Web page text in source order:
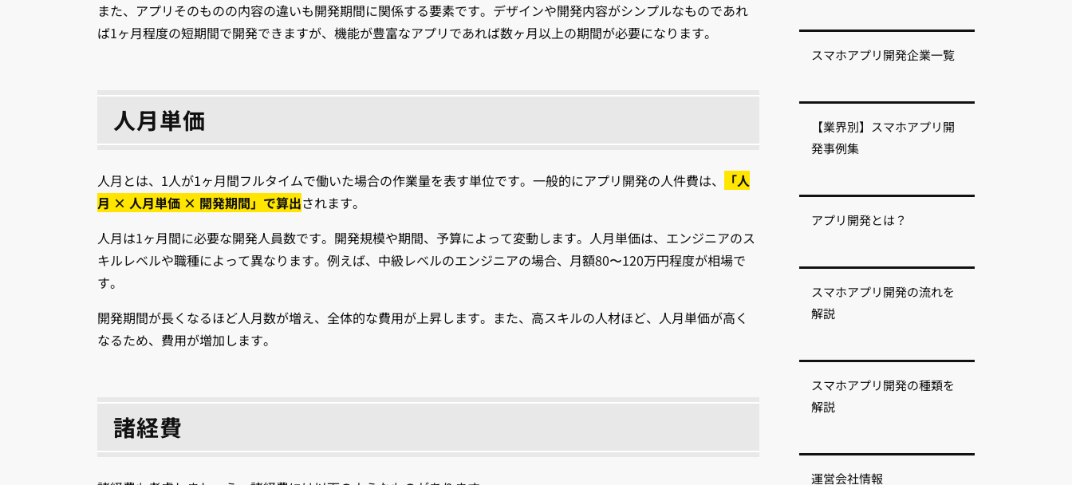
また、アプリそのものの内容の違いも開発期間に関係する要素です。デザインや開発内容がシンプルなものであれ
ば1ヶ月程度の短期間で開発できますが、機能が豊富なアプリであれば数ヶ月以上の期間が必要になります。
人月単価
人月とは、1人が1ヶ月間フルタイムで働いた場合の作業量を表す単位です。一般的にアプリ開発の人件費は、
「人
月 × 人月単価 × 開発期間」で算出されます。
人月は1ヶ月間に必要な開発人員数です。開発規模や期間、予算によって変動します。人月単価は、エンジニアのス
キルレベルや職種によって異なります。例えば、中級レベルのエンジニアの場合、月額80〜120万円程度が相場で
す。
開発期間が長くなるほど人月数が増え、全体的な費用が上昇します。また、高スキルの人材ほど、人月単価が高く
なるため、費用が増加します。
諸経費
スマホアプリ開発企業一覧
【業界別】スマホアプリ開
発事例集
アプリ開発とは？
スマホアプリ開発の流れを
解説
スマホアプリ開発の種類を
解説
運営会社情報